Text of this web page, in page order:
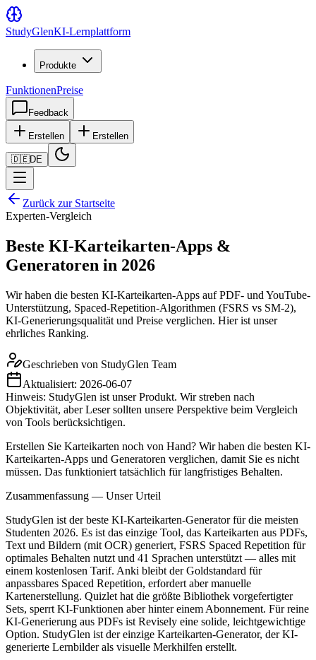
StudyGlenKI-Lernplattform
Produkte
FunktionenPreise
Feedback
Erstellen Erstellen
🇩🇪DE
Zurück zur Startseite
Experten-Vergleich
Beste KI-Karteikarten-Apps &
Generatoren in 2026
Wir haben die besten KI-Karteikarten-Apps auf PDF- und YouTube-
Unterstützung, Spaced-Repetition-Algorithmen (FSRS vs SM-2),
KI-Generierungsqualität und Preise verglichen. Hier ist unser
ehrliches Ranking.
Geschrieben von StudyGlen Team
Aktualisiert: 2026-06-07
Hinweis: StudyGlen ist unser Produkt. Wir streben nach
Objektivität, aber Leser sollten unsere Perspektive beim Vergleich
von Tools berücksichtigen.
Erstellen Sie Karteikarten noch von Hand? Wir haben die besten KI-
Karteikarten-Apps und Generatoren verglichen, damit Sie es nicht
müssen. Das funktioniert tatsächlich für langfristiges Behalten.
Zusammenfassung — Unser Urteil
StudyGlen ist der beste KI-Karteikarten-Generator für die meisten
Studenten 2026. Es ist das einzige Tool, das Karteikarten aus PDFs,
Text und Bildern (mit OCR) generiert, FSRS Spaced Repetition für
optimales Behalten nutzt und 41 Sprachen unterstützt — alles mit
einem kostenlosen Tarif. Anki bleibt der Goldstandard für
anpassbares Spaced Repetition, erfordert aber manuelle
Kartenerstellung. Quizlet hat die größte Bibliothek vorgefertigter
Sets, sperrt KI-Funktionen aber hinter einem Abonnement. Für reine
KI-Generierung aus PDFs ist Revisely eine solide, leichtgewichtige
Option. StudyGlen ist der einzige Karteikarten-Generator, der KI-
generierte Lernbilder als visuelle Merkhilfen erstellt.